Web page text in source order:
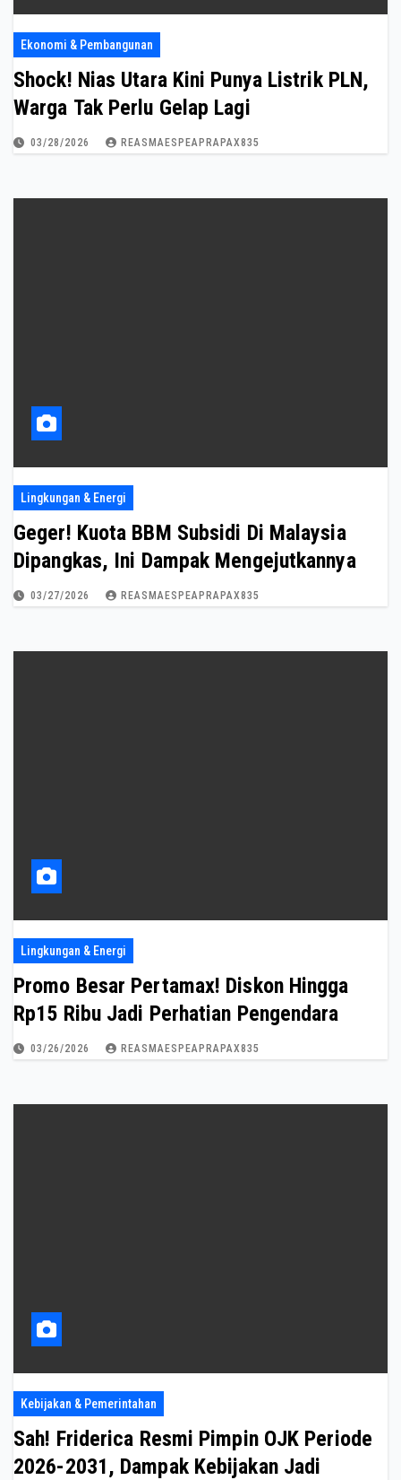
Ekonomi & Pembangunan
Shock! Nias Utara Kini Punya Listrik PLN,
Warga Tak Perlu Gelap Lagi
03/28/2026 REASMAESPEAPRAPAX835
Lingkungan & Energi
Geger! Kuota BBM Subsidi Di Malaysia
Dipangkas, Ini Dampak Mengejutkannya
03/27/2026 REASMAESPEAPRAPAX835
Lingkungan & Energi
Promo Besar Pertamax! Diskon Hingga
Rp15 Ribu Jadi Perhatian Pengendara
03/26/2026 REASMAESPEAPRAPAX835
Kebijakan & Pemerintahan
Sah! Friderica Resmi Pimpin OJK Periode
2026-2031, Dampak Kebijakan Jadi